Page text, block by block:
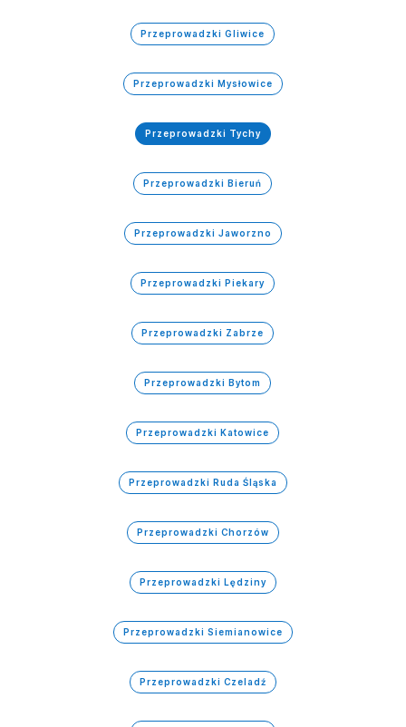
Przeprowadzki Gliwice
Przeprowadzki Mysłowice
Przeprowadzki Tychy
Przeprowadzki Bieruń
Przeprowadzki Jaworzno
Przeprowadzki Piekary
Przeprowadzki Zabrze
Przeprowadzki Bytom
Przeprowadzki Katowice
Przeprowadzki Ruda Śląska
Przeprowadzki Chorzów
Przeprowadzki Lędziny
Przeprowadzki Siemianowice
Przeprowadzki Czeladź